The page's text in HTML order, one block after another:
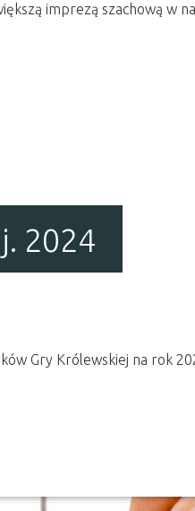
imprezą szachową w
2024
Gry Królewskiej na rok